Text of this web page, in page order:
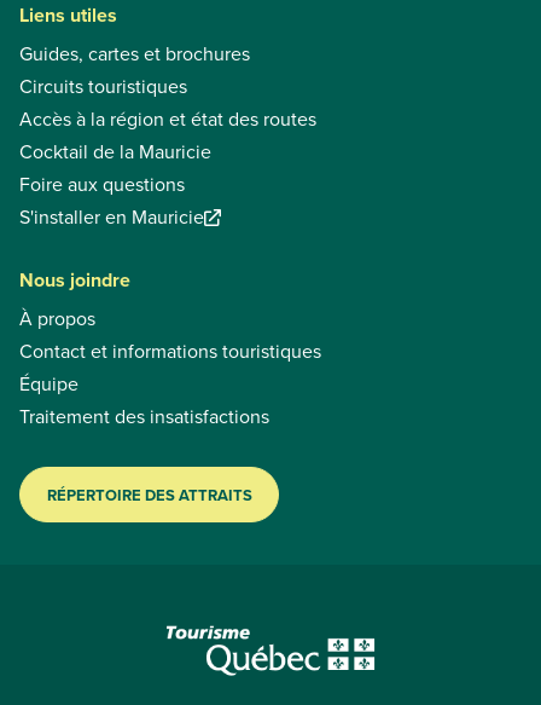
Liens utiles
Guides, cartes et brochures
Circuits touristiques
Accès à la région et état des routes
Cocktail de la Mauricie
Foire aux questions
S'installer en Mauricie
Nous joindre
À propos
Contact et informations touristiques
Équipe
Traitement des insatisfactions
RÉPERTOIRE DES ATTRAITS